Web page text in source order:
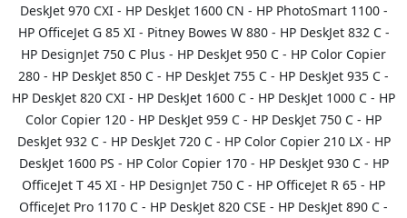
DeskJet 970 CXI - HP DeskJet 1600 CN - HP PhotoSmart 1100 -
HP OfficeJet G 85 XI - Pitney Bowes W 880 - HP DeskJet 832 C -
HP DesignJet 750 C Plus - HP DeskJet 950 C - HP Color Copier
280 - HP DeskJet 850 C - HP DeskJet 755 C - HP DeskJet 935 C -
HP DeskJet 820 CXI - HP DeskJet 1600 C - HP DeskJet 1000 C - HP
Color Copier 120 - HP DeskJet 959 C - HP DeskJet 750 C - HP
DeskJet 932 C - HP DeskJet 720 C - HP Color Copier 210 LX - HP
DeskJet 1600 PS - HP Color Copier 170 - HP DeskJet 930 C - HP
OfficeJet T 45 XI - HP DesignJet 750 C - HP OfficeJet R 65 - HP
OfficeJet Pro 1170 C - HP DeskJet 820 CSE - HP DeskJet 890 C -